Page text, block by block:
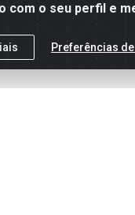
com o seu perfil e
Preferências